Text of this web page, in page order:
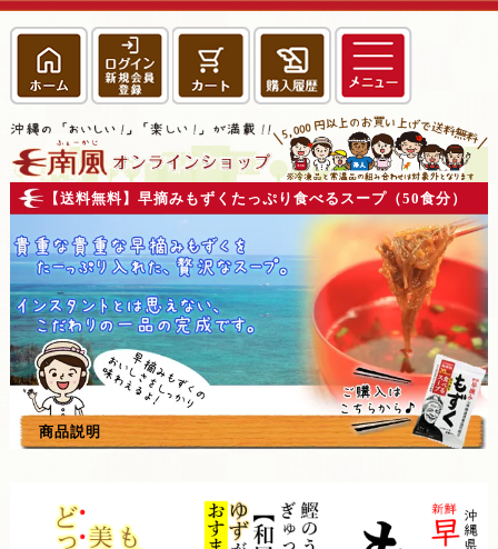
【送料無料】早摘みもずくたっぷり食べるスープ（50食分）
商品説明